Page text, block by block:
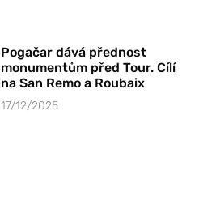
Pogačar dává přednost
monumentům před Tour. Cílí
na San Remo a Roubaix
17/12/2025